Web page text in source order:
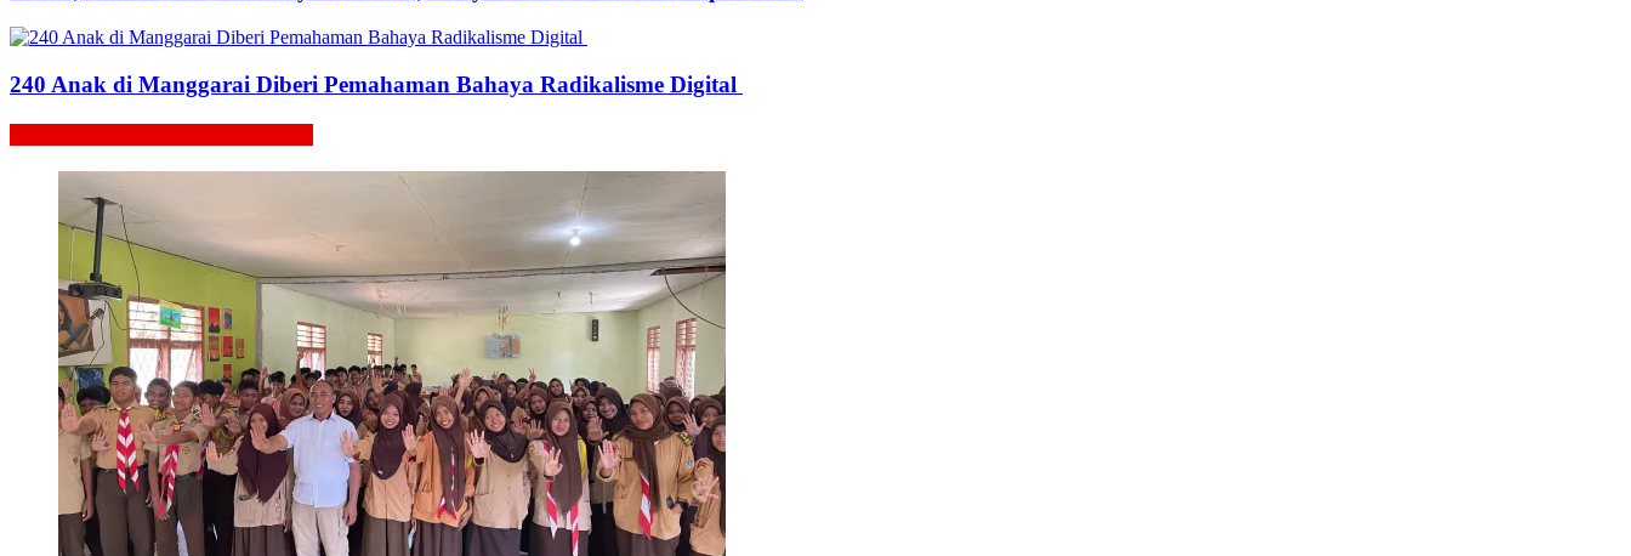
240 Anak di Manggarai Diberi Pemahaman Bahaya Radikalisme Digital